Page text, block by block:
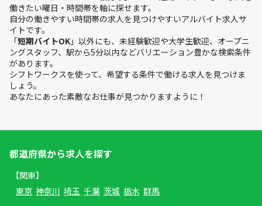
働きたい曜日・時間帯を軸に探せます。
自分の働きやすい時間帯の求人を見つけやすいアルバイト求人サ
イトです。
「短期バイトOK」以外にも、未経験歓迎や大学生歓迎、オープニ
ングスタッフ、駅から5分以内などバリエーション豊かな検索条件
があります。
シフトワークスを使って、希望する条件で働ける求人を見つけま
しょう。
あなたにあった素敵なお仕事が見つかりますように！
都道府県から求人を探す
【関東】
東京 神奈川 埼玉 千葉 茨城 栃木 群馬